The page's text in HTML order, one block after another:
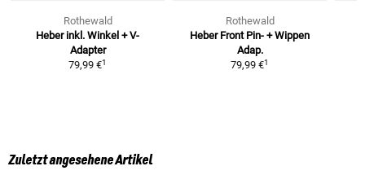
Rothewald
Heber inkl. Winkel + V-
Adapter
79,99 €1
Rothewald
Heber Front Pin- + Wippen
Adap.
79,99 €1
Zuletzt angesehene Artikel